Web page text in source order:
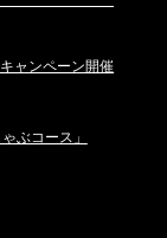
ャンペーン開催
ぶコース」